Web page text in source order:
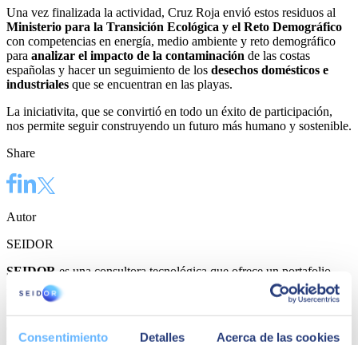
Consentimiento Detalles Acerca de las cookies
Una vez finalizada la actividad, Cruz Roja envió estos residuos al
Ministerio para la Transición Ecológica y el Reto Demográfico
con competencias en energía, medio ambiente y reto demográfico
para analizar el impacto de la contaminación de las costas
españolas y hacer un seguimiento de los desechos domésticos e
industriales que se encuentran en las playas.
La iniciativita, que se convirtió en todo un éxito de participación,
nos permite seguir construyendo un futuro más humano y sostenible.
Share
Autor
SEIDOR
SEIDOR es una consultora tecnológica que ofrece un portafolio
integral de soluciones y servicios que cubren los ámbitos de
Inteligencia Artificial, Edge, Customer Experience, Employee
Experience, ERP, Data, Application Modernization, Cloud,